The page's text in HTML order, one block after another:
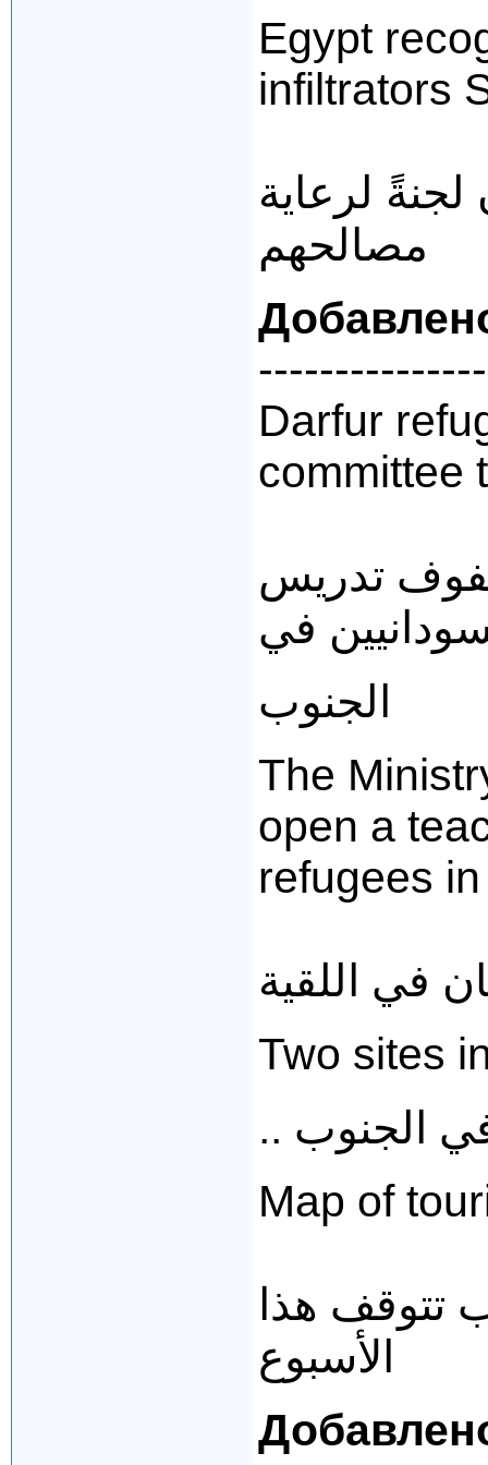
Egypt
infiltrators
لجنةً لرعاية
مصالحهم
Darfur
committee
صفوف تدريس
في
الجنوب
The
open a
refugees
Two sites
الجنوب
Map of
تتوقف هذا
الأسبوع